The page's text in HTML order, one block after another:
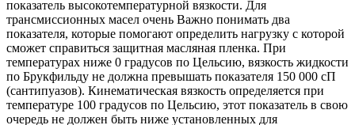
показатель высокотемпературной вязкости. Для
трансмиссионных масел очень Важно понимать два
показателя, которые помогают определить нагрузку с которой
сможет справиться защитная масляная пленка. При
температурах ниже 0 градусов по Цельсию, вязкость жидкости
по Брукфильду не должна превышать показателя 150 000 сП
(сантипуазов). Кинематическая вязкость определяется при
температуре 100 градусов по Цельсию, этот показатель в свою
очередь не должен быть ниже установленных для